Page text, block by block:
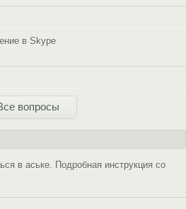
в Skype
вопросы
в аське. Подробная инструкция со